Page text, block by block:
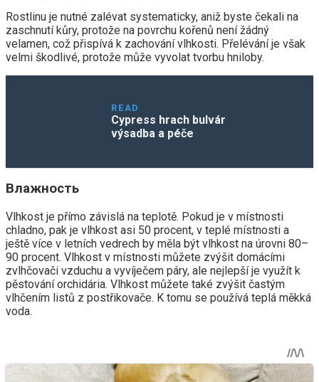
Rostlinu je nutné zalévat systematicky, aniž byste čekali na
zaschnutí kůry, protože na povrchu kořenů není žádný
velamen, což přispívá k zachování vlhkosti. Přelévání je však
velmi škodlivé, protože může vyvolat tvorbu hniloby.
READ
Cypress hrach bulvár
výsadba a péče
Влажность
Vlhkost je přímo závislá na teplotě. Pokud je v místnosti
chladno, pak je vlhkost asi 50 procent, v teplé místnosti a
ještě více v letních vedrech by měla být vlhkost na úrovni 80–
90 procent. Vlhkost v místnosti můžete zvýšit domácími
zvlhčovači vzduchu a vyvíječem páry, ale nejlepší je využít k
pěstování orchidária. Vlhkost můžete také zvýšit častým
vlhčením listů z postřikovače. K tomu se používá teplá měkká
voda.